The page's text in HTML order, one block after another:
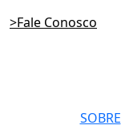
>Fale Conosco
SOBRE